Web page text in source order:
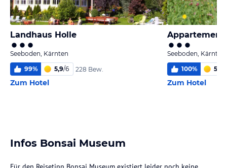
Landhaus Holle
Seeboden, Kärnten
99% 5,9/6 228 Bew.
Zum Hotel
Seeboden, Kärnten
100% 5,9
Zum Hotel
Infos Bonsai Museum